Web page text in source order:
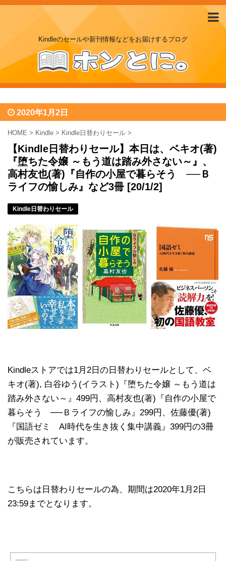
Kindleのセールや新刊情報などをお届けするブログ
2020年1月2日
HOME > Kindle > Kindle日替わりセール >
【Kindle日替わりセール】本日は、ベキオ(著)
『堕ちた令嬢 ～もう道は踏み外さない～』、
高村友也(著)『自作の小屋で暮らそう ──Ｂ
ライフの愉しみ』など3冊 [20/1/2]
Kindle日替わりセール
Kindleストアでは1月2日の日替わりセールとして、ベ
キオ(著), 白谷ゆう(イラスト)『堕ちた令嬢 ～もう道は
踏み外さない～』499円、高村友也(著)『自作の小屋で
暮らそう ──Ｂライフの愉しみ』299円、佐藤優(著)
『国語ゼミ AI時代を生き抜く集中講義』399円の3冊
が販売されています。
こちらは日替わりセールの為、期間は2020年1月2日
23:59までとなります。